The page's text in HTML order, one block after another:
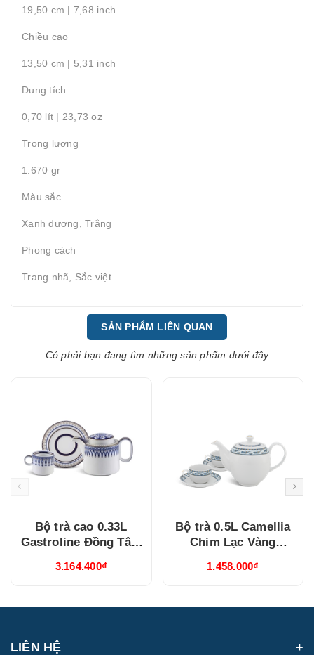
19,50 cm | 7,68 inch
Chiều cao
13,50 cm | 5,31 inch
Dung tích
0,70 lít | 23,73 oz
Trọng lượng
1.670 gr
Màu sắc
Xanh dương, Trắng
Phong cách
Trang nhã, Sắc việt
SẢN PHẨM LIÊN QUAN
Có phải bạn đang tìm những sản phẩm dưới đây
Bộ trà cao 0.33L
Gastroline Đồng Tâm
(68334147003)
3.164.400₫
Bộ trà 0.5L Camellia
Chim Lạc Vàng
1.458.000₫
LIÊN HỆ